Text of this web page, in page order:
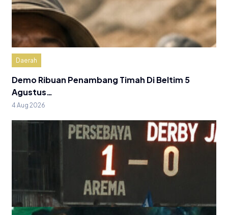
Daerah
Demo Ribuan Penambang Timah Di Beltim 5
Agustus…
4 Aug 2026